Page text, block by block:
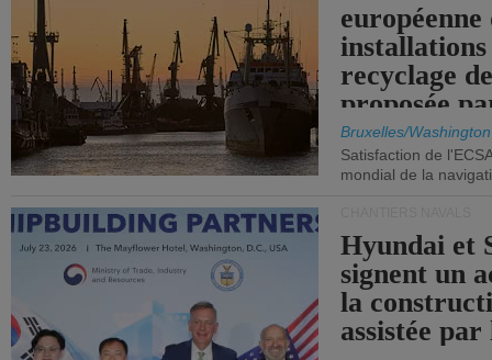
européenne
installations
recyclage
proposée
Bruxelles/Washington
Satisfaction de
mondial de la
Hyundai et
signent un
la
assistée